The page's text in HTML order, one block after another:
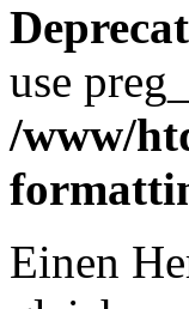
use
/www/
Einen